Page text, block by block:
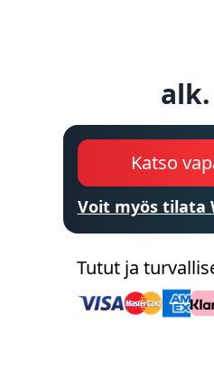
alk.
Katso
Voit myös tilata
Tutut ja